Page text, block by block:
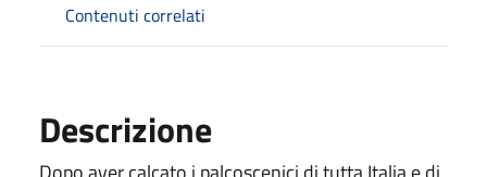
Contenuti correlati
Descrizione